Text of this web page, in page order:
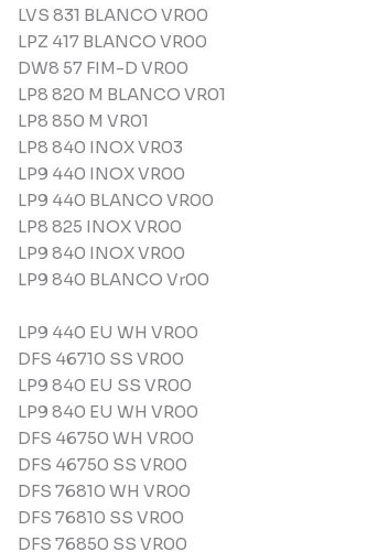
LVS 831 BLANCO VR00
LPZ 417 BLANCO VR00
DW8 57 FIM-D VR00
LP8 820 M BLANCO VR01
LP8 850 M VR01
LP8 840 INOX VR03
LP9 440 INOX VR00
LP9 440 BLANCO VR00
LP8 825 INOX VR00
LP9 840 INOX VR00
LP9 840 BLANCO Vr00
LP9 440 EU WH VR00
DFS 46710 SS VR00
LP9 840 EU SS VR00
LP9 840 EU WH VR00
DFS 46750 WH VR00
DFS 46750 SS VR00
DFS 76810 WH VR00
DFS 76810 SS VR00
DFS 76850 SS VR00